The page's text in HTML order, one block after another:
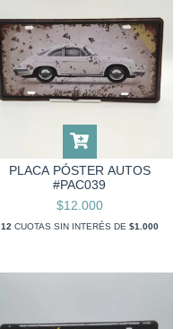
PLACA PÓSTER AUTOS
#PAC039
$12.000
12 CUOTAS SIN INTERÉS DE $1.000